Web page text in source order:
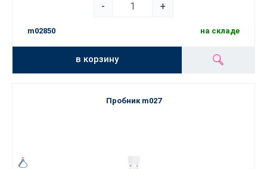
-
+
m02850 на складе
в корзину
Пробник m027